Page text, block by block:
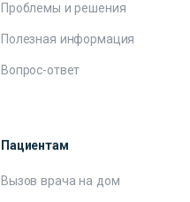
Проблемы и решения
Полезная информация
Вопрос-ответ
Пациентам
Вызов врача на дом